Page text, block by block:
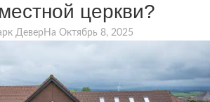
церкви?
Девер На Октябрь 8, 2025